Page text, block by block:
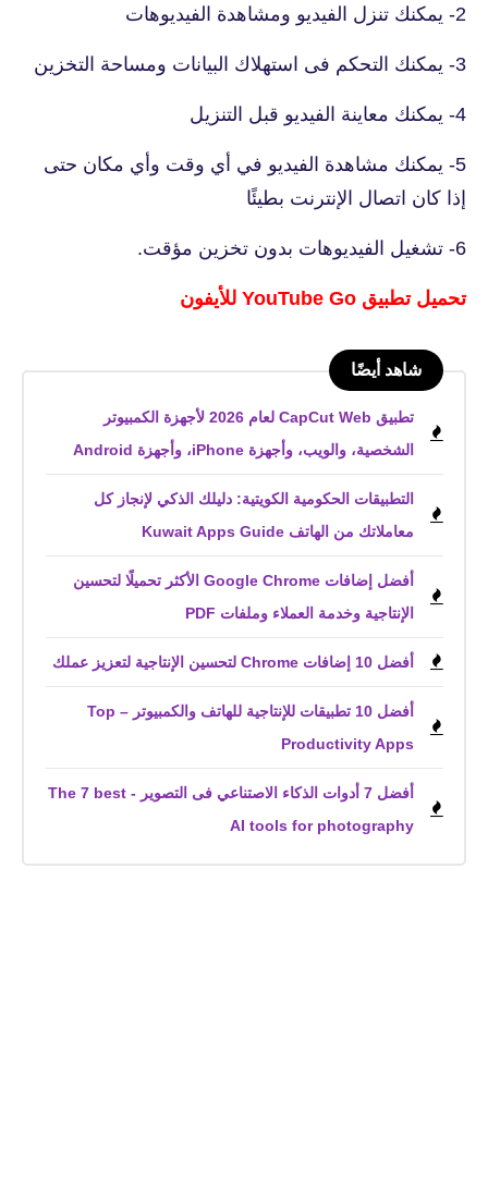
2- يمكنك تنزل الفيديو ومشاهدة الفيديوهات
3- يمكنك التحكم فى استهلاك البيانات ومساحة التخزين
4- يمكنك معاينة الفيديو قبل التنزيل
5- يمكنك مشاهدة الفيديو في أي وقت وأي مكان حتى
إذا كان اتصال الإنترنت بطيئًا
6- تشغيل الفيديوهات بدون تخزين مؤقت.
تحميل تطبيق YouTube Go‏ للأيفون
شاهد أيضًا
تطبيق CapCut Web لعام 2026 لأجهزة الكمبيوتر
الشخصية، والويب، وأجهزة iPhone، وأجهزة Android
التطبيقات الحكومية الكويتية: دليلك الذكي لإنجاز كل
معاملاتك من الهاتف Kuwait Apps Guide
أفضل إضافات Google Chrome الأكثر تحميلًا لتحسين
الإنتاجية وخدمة العملاء وملفات PDF
أفضل 10 إضافات Chrome لتحسين الإنتاجية لتعزيز عملك
أفضل 10 تطبيقات للإنتاجية للهاتف والكمبيوتر – Top
Productivity Apps
أفضل 7 أدوات الذكاء الاصتناعي فى التصوير - The 7 best
AI tools for photography